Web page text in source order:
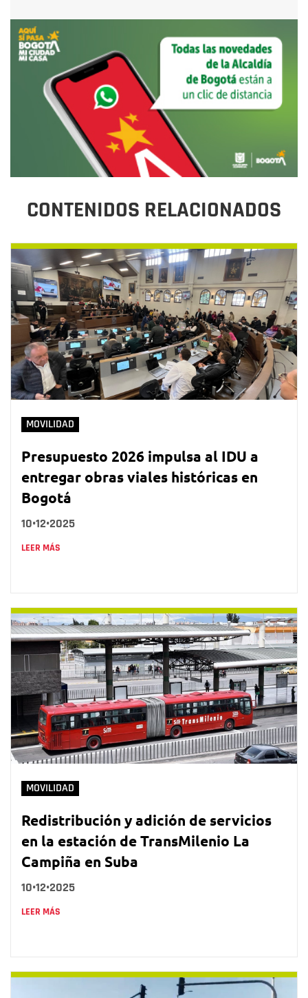
CONTENIDOS RELACIONADOS
MOVILIDAD
Presupuesto 2026 impulsa al IDU a
entregar obras viales históricas en
Bogotá
10•12•2025
LEER MÁS
MOVILIDAD
Redistribución y adición de servicios
en la estación de TransMilenio La
Campiña en Suba
10•12•2025
LEER MÁS